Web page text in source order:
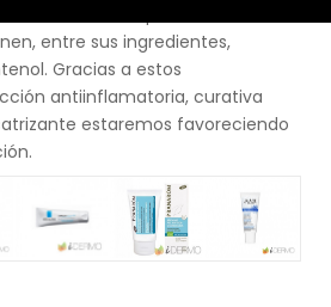
entre sus ingredientes,
Gracias a estos
antiinflamatoria, curativa
estaremos favoreciendo